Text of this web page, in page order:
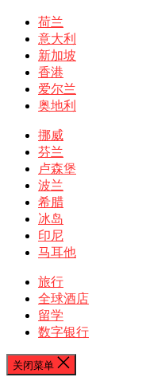
荷兰
意大利
新加坡
香港
爱尔兰
奥地利
挪威
芬兰
卢森堡
波兰
希腊
冰岛
印尼
马耳他
旅行
全球酒店
留学
数字银行
关闭菜单